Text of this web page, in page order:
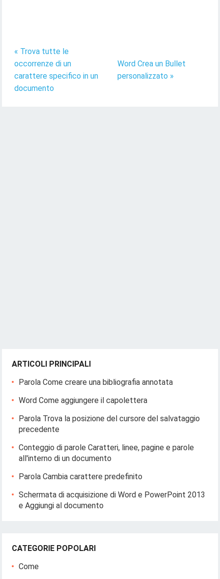
« Trova tutte le
occorrenze di un
carattere specifico in un
documento
Word Crea un Bullet
personalizzato »
ARTICOLI PRINCIPALI
Parola Come creare una bibliografia annotata
Word Come aggiungere il capolettera
Parola Trova la posizione del cursore del salvataggio
precedente
Conteggio di parole Caratteri, linee, pagine e parole
all'interno di un documento
Parola Cambia carattere predefinito
Schermata di acquisizione di Word e PowerPoint 2013
e Aggiungi al documento
CATEGORIE POPOLARI
Come